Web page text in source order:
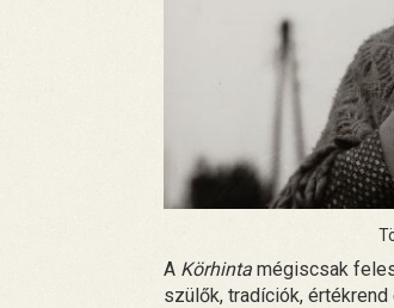
A Körhinta mégiscsak
szülők, tradíciók,